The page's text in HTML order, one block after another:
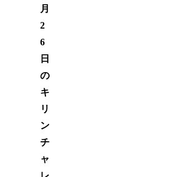
月
2
6
日
の
キ
リ
ン
チ
ャ